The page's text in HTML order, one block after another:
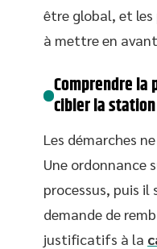
être global, et
à mettre en
Comprendre la
cibler la station
Les démarches
Une ordonnance
processus, puis il
demande de
justificatifs à la